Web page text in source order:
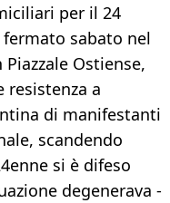
per il 24
sabato nel
Ostiense,
resistenza a
di manifestanti
scandendo
si è difeso
degenerava -